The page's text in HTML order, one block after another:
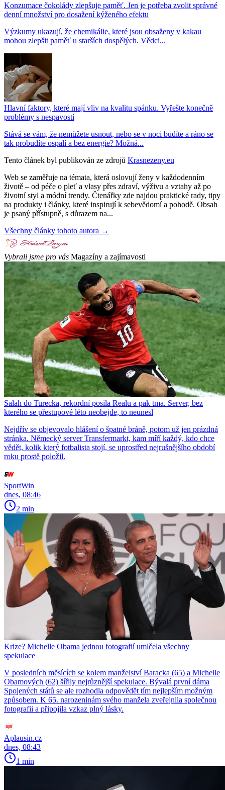
Konzumace čokolády zlepšuje paměť. Jen je potřeba zvolit správné
denní množství pro dosažení kýženého efektu
Výzkumy ukazují, že chemikálie, které jsou obsaženy v kakau
mohou zlepšit paměť u starších dospělých. Vědci...
Hlavní faktory, které mají vliv na kvalitu spánku. Vyřešte konečně
problémy s nespavostí
Stává se vám, že nemůžete usnout, nebo se v noci budíte a ráno se
tak probudíte ospalí a bez energie? Možná...
Tento článek byl publikován ze zdrojů Krasnezeny.eu
Web se zaměřuje na témata, která oslovují ženy v každodenním
životě – od péče o pleť a vlasy přes zdraví, výživu a vztahy až po
životní styl a módní trendy. Čtenářky zde najdou praktické rady, tipy
na produkty i články, které inspirují k sebevědomí a pohodě. Obsah
je psaný přístupně, s důrazem na...
Všechny články tohoto autora →
Vybrali jsme pro vás Magazíny a zajímavosti
Salah do Turecka, rekordní posila Realu a pak tma. Server, bez
kterého se přestupové léto neobejde, to neunesl
Nejdřív se objevovalo hlášení o špatné bráně, potom už jen prázdná
stránka. Německý server Transfermarkt, kam míří každý, kdo chce
vědět, kolik který fotbalista stojí, se uprostřed nejrušnějšího období
roku prostě položil.
SportWin
dnes, 08:46
2 min
Krize? Michelle Obama jednou fotografií umlčela všechny
spekulace
V posledních měsících se kolem manželství Baracka (65) a Michelle
Obamových (62) šířily nejrůznější spekulace. Bývalá první dáma
Spojených států se ale rozhodla odpovědět tím nejlepším možným
způsobem. K 65. narozeninám svého manžela zveřejnila společnou
fotografii a připojila vzkaz plný lásky.
Aplausin.cz
dnes, 08:43
1 min